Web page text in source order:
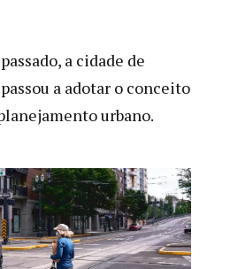
a cidade de
a adotar o conceito
urbano.